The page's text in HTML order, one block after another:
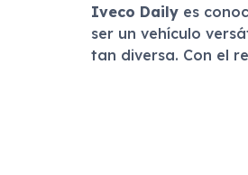
Iveco Dailyes
ser un vehículo
tan diversa. Con el